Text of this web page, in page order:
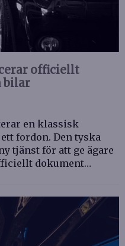
officiellt
bilar
en klassisk
fordon. Den tyska
tjänst för att ge ägare
dokument…